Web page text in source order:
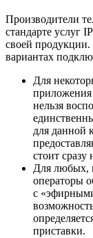
Производители
стандарте услуг
своей продукции.
вариантах
Для
приложения
нельзя
для данной
стоит сразу
Для любых,
операторы
с
приставки.